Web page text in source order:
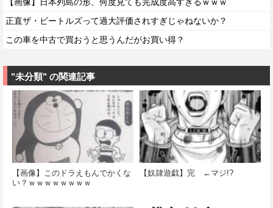
正直ザ・ビートルズって過大評価されすぎじゃねないか？
この車を中古で買おうと思うんだがお買い得？
"未分類" の関連記事
【画像】このドラえもんでかくな
い？ｗｗｗｗｗｗｗｗ
【奴隷遊戯】完 ←マジ!?